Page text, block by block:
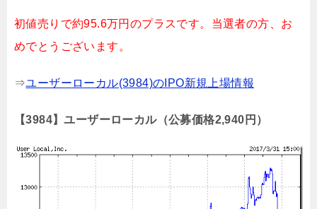
初値売りで約95.6万円のプラスです。当選者の方、お
めでとうございます。
⇒ユーザーローカル(3984)のIPO新規上場情報
【3984】ユーザーローカル（公募価格2,940円）